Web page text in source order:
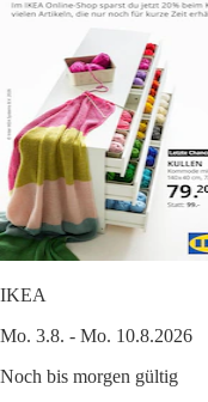
IKEA
Mo. 3.8. - Mo. 10.8.2026
Noch bis morgen gültig